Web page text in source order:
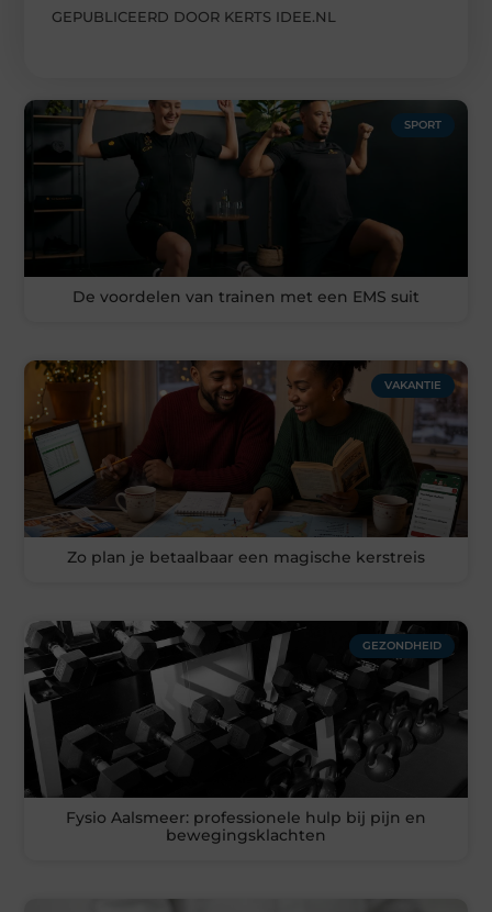
GEPUBLICEERD DOOR KERTS IDEE.NL
SPORT
De voordelen van trainen met een EMS suit
VAKANTIE
Zo plan je betaalbaar een magische kerstreis
GEZONDHEID
Fysio Aalsmeer: professionele hulp bij pijn en
bewegingsklachten